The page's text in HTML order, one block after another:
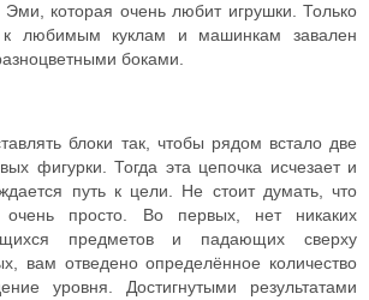
Эми, которая очень любит игрушки. Только
любимым куклам и машинкам завален
боками.
блоки так, чтобы рядом встало две
фигурки. Тогда эта цепочка исчезает и
путь к цели. Не стоит думать, что
очень просто. Во первых, нет никаких
предметов и падающих сверху
вам отведено определённое количество
уровня. Достигнутыми результатами